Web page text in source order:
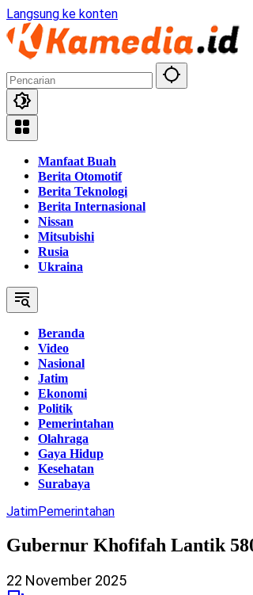
Langsung ke konten
Manfaat Buah
Berita Otomotif
Berita Teknologi
Berita Internasional
Nissan
Mitsubishi
Rusia
Ukraina
Beranda
Video
Nasional
Jatim
Ekonomi
Politik
Pemerintahan
Olahraga
Gaya Hidup
Kesehatan
Surabaya
JatimPemerintahan
Gubernur Khofifah Lantik
22 November 2025